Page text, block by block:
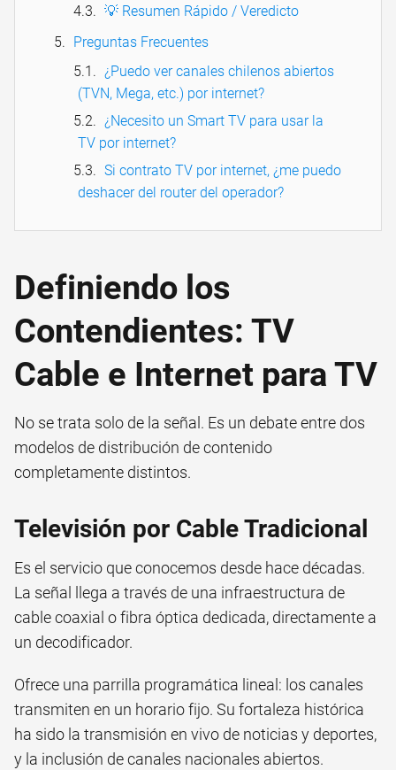
💡 Resumen Rápido / Veredicto
Preguntas Frecuentes
¿Puedo ver canales chilenos abiertos
(TVN, Mega, etc.) por internet?
¿Necesito un Smart TV para usar la
TV por internet?
Si contrato TV por internet, ¿me puedo
deshacer del router del operador?
Definiendo los
Contendientes: TV
Cable e Internet para TV
No se trata solo de la señal. Es un debate entre dos
modelos de distribución de contenido
completamente distintos.
Televisión por Cable Tradicional
Es el servicio que conocemos desde hace décadas.
La señal llega a través de una infraestructura de
cable coaxial o fibra óptica dedicada, directamente a
un decodificador.
Ofrece una parrilla programática lineal: los canales
transmiten en un horario fijo. Su fortaleza histórica
ha sido la transmisión en vivo de noticias y deportes,
y la inclusión de canales nacionales abiertos.